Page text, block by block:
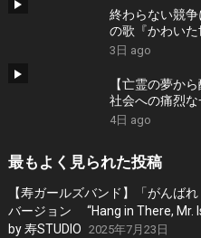
終わらない競
の歌『かわい
#music
3日 ago
【亡霊の夢か
社会への痛烈
4日 ago
最もよく見られた投稿
【寿ガールズバンド】「がんば
バージョン “Hang in There, Mr.
by 寿STUDIO 2025年7月23日